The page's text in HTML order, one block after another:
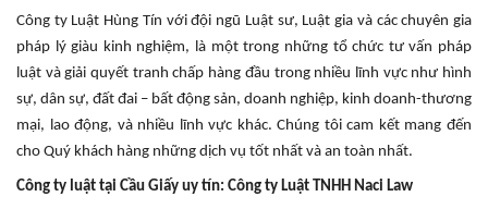
Công ty Luật Hùng Tín với đội ngũ Luật sư, Luật gia và các chuyên gia
pháp lý giàu kinh nghiệm, là một trong những tổ chức tư vấn pháp
luật và giải quyết tranh chấp hàng đầu trong nhiều lĩnh vực như hình
sự, dân sự, đất đai – bất động sản, doanh nghiệp, kinh doanh-thương
mại, lao động, và nhiều lĩnh vực khác. Chúng tôi cam kết mang đến
cho Quý khách hàng những dịch vụ tốt nhất và an toàn nhất.
Công ty luật tại Cầu Giấy uy tín: Công ty Luật TNHH Naci Law